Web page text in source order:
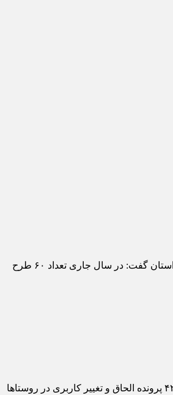
۶۰ طرح هادی روستایی امسال در روستا های خراسان جنوبی بازنگری شد. به گزارش پایگاه خبری خراسان تایم، معاون عمران روستایی بنیاد مسکن انقلاب اسلامی استان گفت: در سال جاری تعداد ۶۰ طرح
به گزارش پایگاه خبری خراسان تایم، معاون عمران روستایی بنیاد مسکن انقلاب اسلامی استان گفت: در سال جاری تعداد ۶۰ طرح هادی روستایی مورد بازنگری و ۴۲۰ پرونده الحاق و تغییر کاربری در روستا‌ها